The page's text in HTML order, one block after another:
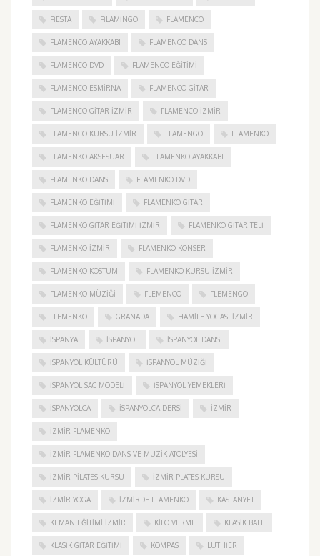
FIESTA FILAMINGO FLAMENCO
FLAMENCO AYAKKABI FLAMENCO DANS
FLAMENCO DVD FLAMENCO EĞITIMI
FLAMENCO ESMIRNA FLAMENCO GITAR
FLAMENCO GITAR İZMIR FLAMENCO IZMIR
FLAMENCO KURSU İZMIR FLAMENGO FLAMENKO
FLAMENKO AKSESUAR FLAMENKO AYAKKABI
FLAMENKO DANS FLAMENKO DVD
FLAMENKO EĞITIMI FLAMENKO GITAR
FLAMENKO GITAR EĞITIMI İZMIR FLAMENKO GITAR TELI
FLAMENKO IZMIR FLAMENKO KONSER
FLAMENKO KOSTÜM FLAMENKO KURSU İZMIR
FLAMENKO MÜZIĞI FLEMENCO FLEMENGO
FLEMENKO GRANADA HAMILE YOGASI İZMIR
ISPANYA İSPANYOL İSPANYOL DANSI
İSPANYOL KÜLTÜRÜ İSPANYOL MÜZIĞI
İSPANYOL SAÇ MODELI İSPANYOL YEMEKLERI
İSPANYOLCA İSPANYOLCA DERSI IZMIR
IZMIR FLAMENKO
İZMIR FLAMENKO DANS VE MÜZIK ATÖLYESI
İZMIR PILATES KURSU İZMIR PLATES KURSU
İZMIR YOGA IZMIRDE FLAMENKO KASTANYET
KEMAN EĞITIMI İZMIR KILO VERME KLASIK BALE
KLASIK GITAR EĞITIMI KOMPAS LUTHIER